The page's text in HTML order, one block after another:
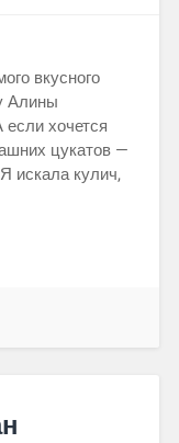
вкусного
Алины
если хочется
цукатов —
искала кулич,